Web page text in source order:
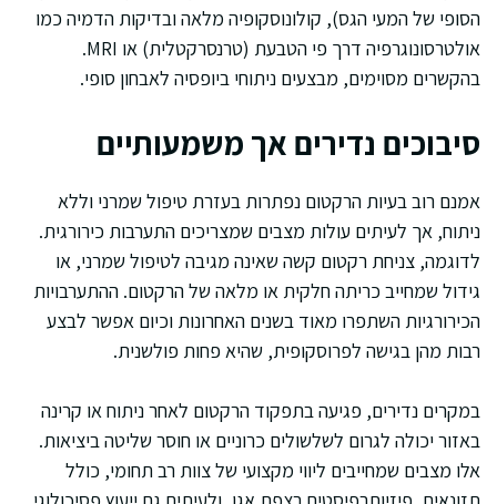
הסופי של המעי הגס), קולונוסקופיה מלאה ובדיקות הדמיה כמו
אולטרסונוגרפיה דרך פי הטבעת (טרנסרקטלית) או MRI.
בהקשרים מסוימים, מבצעים ניתוחי ביופסיה לאבחון סופי.
סיבוכים נדירים אך משמעותיים
אמנם רוב בעיות הרקטום נפתרות בעזרת טיפול שמרני וללא
ניתוח, אך לעיתים עולות מצבים שמצריכים התערבות כירורגית.
לדוגמה, צניחת רקטום קשה שאינה מגיבה לטיפול שמרני, או
גידול שמחייב כריתה חלקית או מלאה של הרקטום. ההתערבויות
הכירורגיות השתפרו מאוד בשנים האחרונות וכיום אפשר לבצע
רבות מהן בגישה לפרוסקופית, שהיא פחות פולשנית.
במקרים נדירים, פגיעה בתפקוד הרקטום לאחר ניתוח או קרינה
באזור יכולה לגרום לשלשולים כרוניים או חוסר שליטה ביציאות.
אלו מצבים שמחייבים ליווי מקצועי של צוות רב תחומי, כולל